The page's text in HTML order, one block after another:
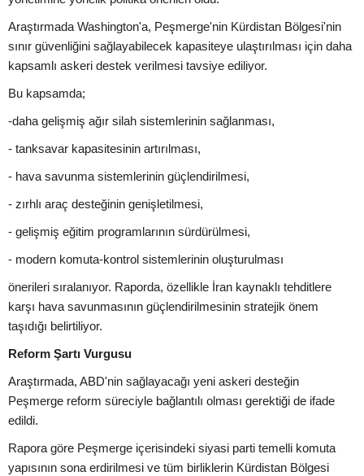
Araştırmada Washington'a, Peşmerge'nin Kürdistan Bölgesi'nin
sınır güvenliğini sağlayabilecek kapasiteye ulaştırılması için daha
kapsamlı askeri destek verilmesi tavsiye ediliyor.
Bu kapsamda;
-daha gelişmiş ağır silah sistemlerinin sağlanması,
- tanksavar kapasitesinin artırılması,
- hava savunma sistemlerinin güçlendirilmesi,
- zırhlı araç desteğinin genişletilmesi,
- gelişmiş eğitim programlarının sürdürülmesi,
- modern komuta-kontrol sistemlerinin oluşturulması
önerileri sıralanıyor. Raporda, özellikle İran kaynaklı tehditlere
karşı hava savunmasının güçlendirilmesinin stratejik önem
taşıdığı belirtiliyor.
Reform Şartı Vurgusu
Araştırmada, ABD'nin sağlayacağı yeni askeri desteğin
Peşmerge reform süreciyle bağlantılı olması gerektiği de ifade
edildi.
Rapora göre Peşmerge içerisindeki siyasi parti temelli komuta
yapısının sona erdirilmesi ve tüm birliklerin Kürdistan Bölgesi